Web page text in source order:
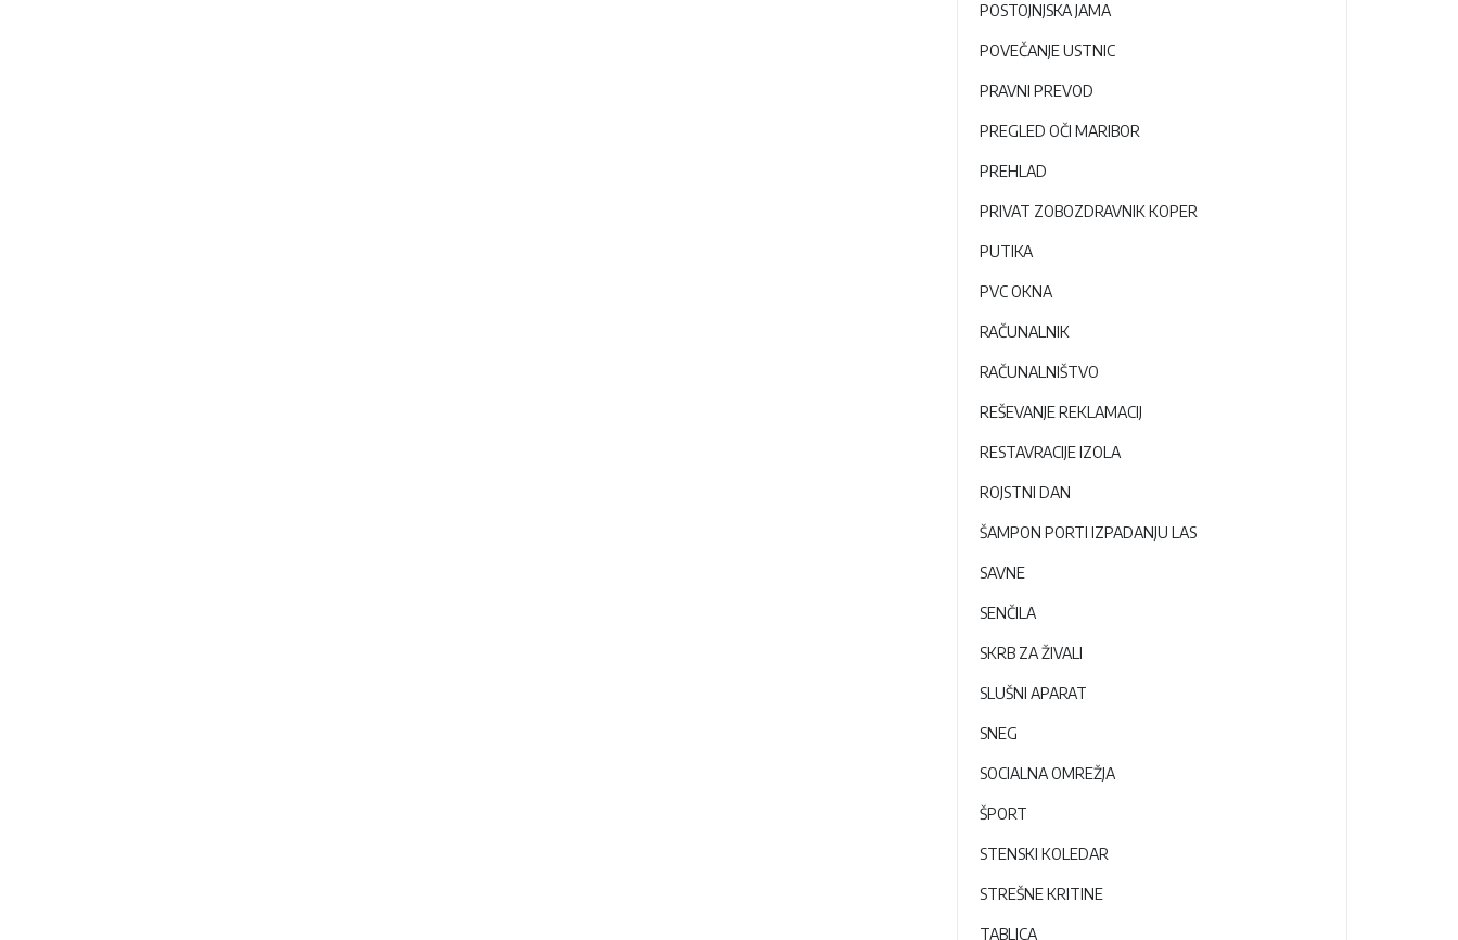
POSTOJNJSKA JAMA
POVEČANJE USTNIC
PRAVNI PREVOD
PREGLED OČI MARIBOR
PREHLAD
PRIVAT ZOBOZDRAVNIK KOPER
PUTIKA
PVC OKNA
RAČUNALNIK
RAČUNALNIŠTVO
REŠEVANJE REKLAMACIJ
RESTAVRACIJE IZOLA
ROJSTNI DAN
ŠAMPON PORTI IZPADANJU LAS
SAVNE
SENČILA
SKRB ZA ŽIVALI
SLUŠNI APARAT
SNEG
SOCIALNA OMREŽJA
ŠPORT
STENSKI KOLEDAR
STREŠNE KRITINE
TABLICA